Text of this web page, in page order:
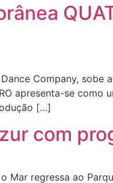
Company,
apresenta-se
[…]
com
regressa ao